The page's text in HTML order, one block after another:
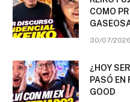
COMO
30/07/2026
¿HOY
PASÓ EN
GOOD